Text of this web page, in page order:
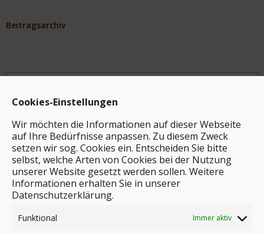
Cookies-Einstellungen
Wir möchten die Informationen auf dieser Webseite
auf Ihre Bedürfnisse anpassen. Zu diesem Zweck
setzen wir sog. Cookies ein. Entscheiden Sie bitte
selbst, welche Arten von Cookies bei der Nutzung
unserer Website gesetzt werden sollen. Weitere
Informationen erhalten Sie in unserer
Datenschutzerklärung.
Funktional Immer aktiv
Beitragsarchiv
Archiv
Stichwortsuche